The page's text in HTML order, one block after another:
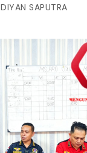
DIYAN SAPUTRA